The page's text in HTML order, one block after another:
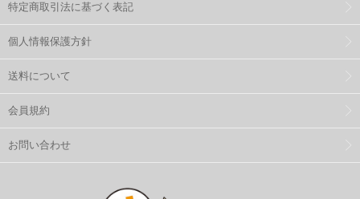
特定商取引法に基づく表記
個人情報保護方針
送料について
会員規約
お問い合わせ